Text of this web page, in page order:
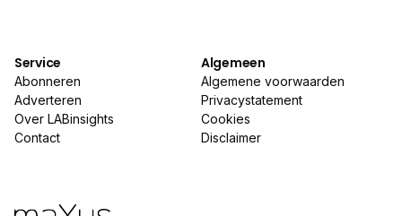
Service
Abonneren
Adverteren
Over LABinsights
Contact
Algemeen
Algemene voorwaarden
Privacystatement
Cookies
Disclaimer